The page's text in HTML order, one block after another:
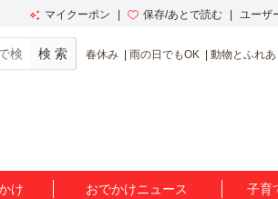
マイクーポン 保存/あとで読む ユーザ
春休み 雨の日でもOK 動物とふれあ
け おでかけニュース 子育